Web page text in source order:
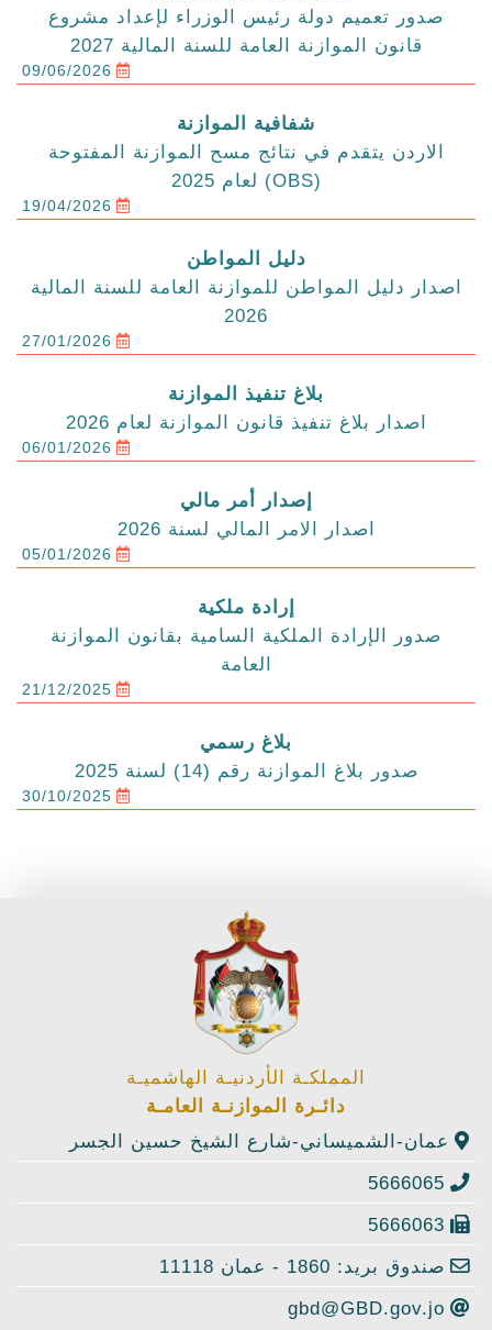
صدور تعميم دولة رئيس الوزراء لإعداد مشروع
قانون الموازنة العامة للسنة المالية 2027
09/06/2026
شفافية الموازنة
الاردن يتقدم في نتائج مسح الموازنة المفتوحة
(OBS) لعام 2025
19/04/2026
دليل المواطن
اصدار دليل المواطن للموازنة العامة للسنة المالية
2026
27/01/2026
بلاغ تنفيذ الموازنة
اصدار بلاغ تنفيذ قانون الموازنة لعام 2026
06/01/2026
إصدار أمر مالي
اصدار الامر المالي لسنة 2026
05/01/2026
إرادة ملكية
صدور الإرادة الملكية السامية بقانون الموازنة
العامة
21/12/2025
بلاغ رسمي
صدور بلاغ الموازنة رقم (14) لسنة 2025
30/10/2025
المملكـة الأردنيـة الهاشميـة
دائـرة الموازنـة العامـة
عمان-الشميساني-شارع الشيخ حسين الجسر
5666065
5666063
صندوق بريد: 1860 - عمان 11118
gbd@GBD.gov.jo